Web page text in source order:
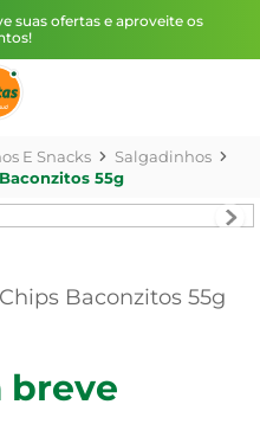
suas ofertas e aproveite os
E Snacks
Salgadinhos
55g
Baconzitos 55g
breve